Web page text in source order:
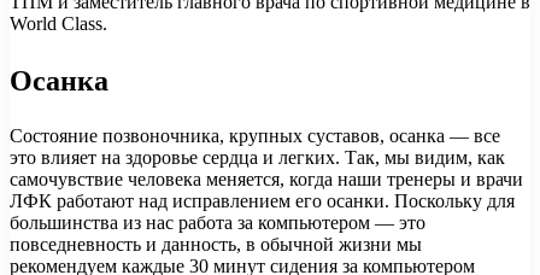
World Class.
Осанка
Состояние позвоночника, крупных суставов, осанка — все
это влияет на здоровье сердца и легких. Так, мы видим, как
самочувствие человека меняется, когда наши тренеры и врачи
ЛФК работают над исправлением его осанки. Поскольку для
большинства из нас работа за компьютером — это
повседневность и данность, в обычной жизни мы
рекомендуем каждые 30 минут сидения за компьютером